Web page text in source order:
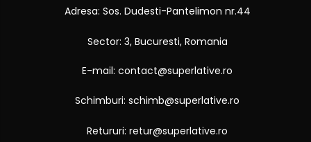
Adresa: Sos. Dudesti-Pantelimon nr.44
Sector: 3, Bucuresti, Romania
E-mail: contact@superlative.ro
Schimburi: schimb@superlative.ro
Retururi: retur@superlative.ro